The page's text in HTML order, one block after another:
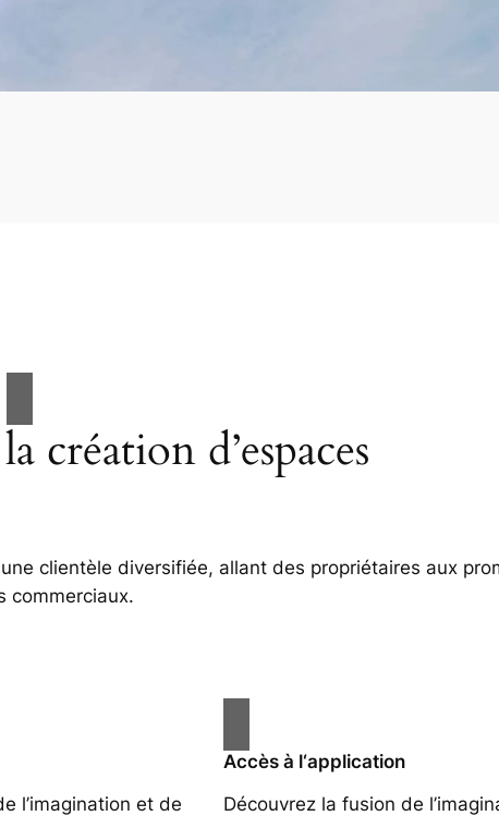
création d’espaces
clientèle diversifiée, allant des propriétaires aux
commerciaux.
l’imagination et de
Accès à l‘application
Découvrez la fusion de